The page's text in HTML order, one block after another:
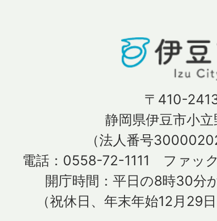
〒410-
静岡県伊豆市小
（法人番号
電話：0558-72-1111 ファッ
開庁時間：平日の8時30分
（祝休日、年末年始12月29